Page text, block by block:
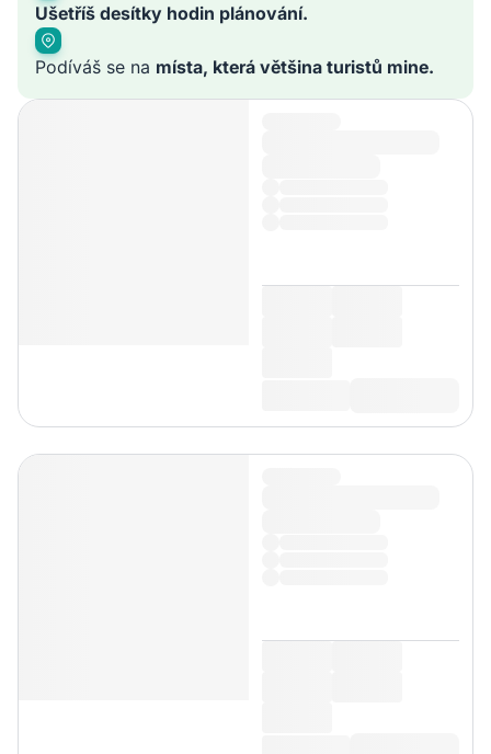
Ušetříš desítky hodin plánování.
Podíváš se na místa, která většina turistů mine.